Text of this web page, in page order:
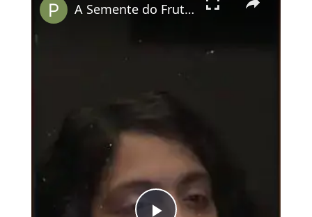
A Semente do Fruto Sagrado: o representante da Alemanha no Oscar